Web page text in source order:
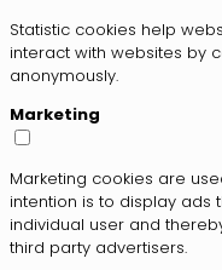
Statistic cookies help
interact with websites by
anonymously.
Marketing
Marketing cookies are
intention is to display
individual user and
third party advertisers.